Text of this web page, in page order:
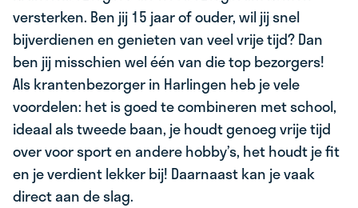
versterken. Ben jij 15 jaar of ouder, wil jij snel
bijverdienen en genieten van veel vrije tijd? Dan
ben jij misschien wel één van die top bezorgers!
Als krantenbezorger in Harlingen heb je vele
voordelen: het is goed te combineren met school,
ideaal als tweede baan, je houdt genoeg vrije tijd
over voor sport en andere hobby’s, het houdt je fit
en je verdient lekker bij! Daarnaast kan je vaak
direct aan de slag.